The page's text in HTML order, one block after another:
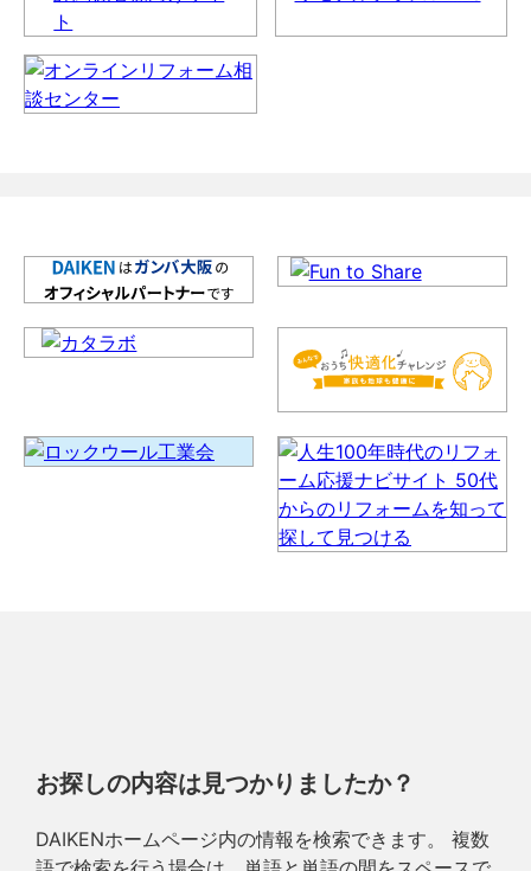
お探しの内容は見つかりましたか？
DAIKENホームページ内の情報を検索できます。 複数